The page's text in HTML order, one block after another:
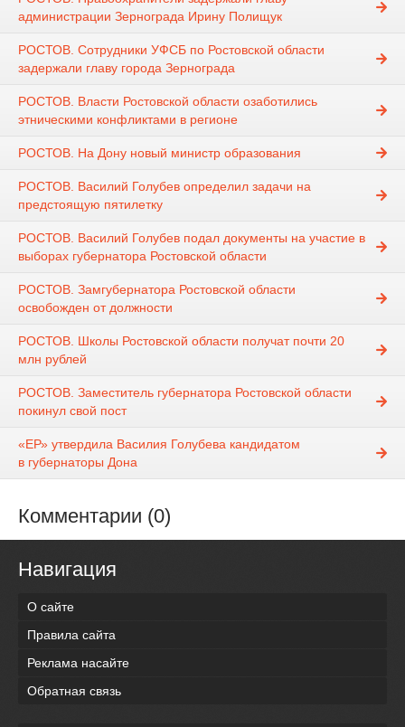
администрации Зернограда Ирину Полищук
РОСТОВ. Сотрудники УФСБ по Ростовской области
задержали главу города Зернограда
РОСТОВ. Власти Ростовской области озаботились
этническими конфликтами в регионе
РОСТОВ. На Дону новый министр образования
РОСТОВ. Василий Голубев определил задачи на
предстоящую пятилетку
РОСТОВ. Василий Голубев подал документы на участие в
выборах губернатора Ростовской области
РОСТОВ. Замгубернатора Ростовской области
освобожден от должности
РОСТОВ. Школы Ростовской области получат почти 20
млн рублей
РОСТОВ. Заместитель губернатора Ростовской области
покинул свой пост
«ЕР» утвердила Василия Голубева кандидатом
в губернаторы Дона
Комментарии (0)
Навигация
О сайте
Правила сайта
Реклама насайте
Обратная связь